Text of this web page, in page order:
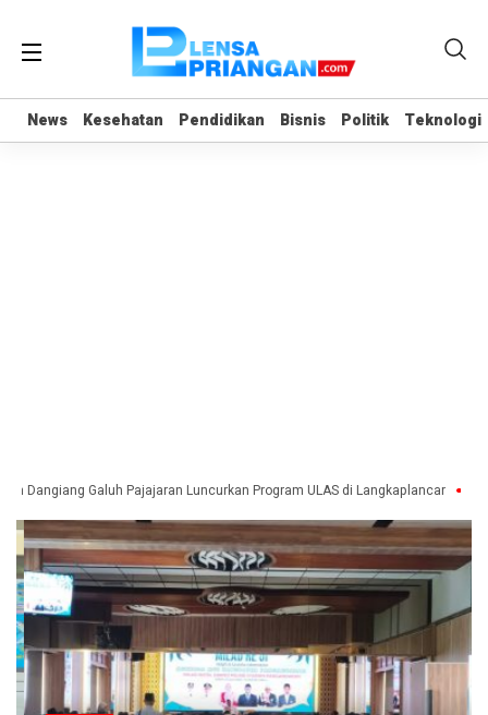
News Kesehatan Pendidikan Bisnis Politik Teknologi
News Kesehatan Pendidikan Bisnis Politik Teknologi
Dangiang Galuh Pajajaran Luncurkan Program ULAS di Langkaplancar